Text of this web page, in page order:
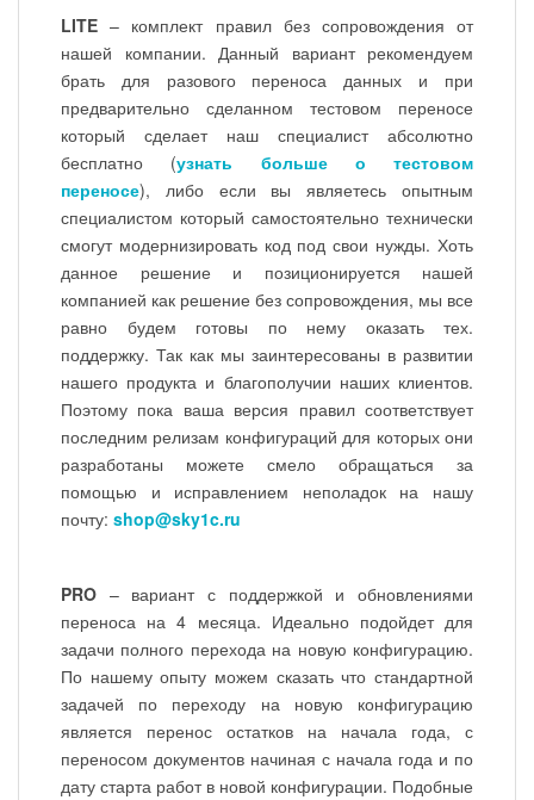
LITE – комплект правил без сопровождения от
нашей компании. Данный вариант рекомендуем
брать для разового переноса данных и при
предварительно сделанном тестовом переносе
который сделает наш специалист абсолютно
бесплатно (узнать больше о тестовом
переносе), либо если вы являетесь опытным
специалистом который самостоятельно технически
смогут модернизировать код под свои нужды. Хоть
данное решение и позиционируется нашей
компанией как решение без сопровождения, мы все
равно будем готовы по нему оказать тех.
поддержку. Так как мы заинтересованы в развитии
нашего продукта и благополучии наших клиентов.
Поэтому пока ваша версия правил соответствует
последним релизам конфигураций для которых они
разработаны можете смело обращаться за
помощью и исправлением неполадок на нашу
почту: shop@sky1c.ru
PRO – вариант с поддержкой и обновлениями
переноса на 4 месяца. Идеально подойдет для
задачи полного перехода на новую конфигурацию.
По нашему опыту можем сказать что стандартной
задачей по переходу на новую конфигурацию
является перенос остатков на начала года, с
переносом документов начиная с начала года и по
дату старта работ в новой конфигурации. Подобные